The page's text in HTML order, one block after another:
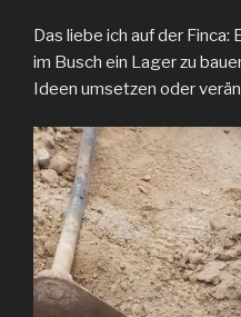
Das liebe ich auf der Finca:
im Busch ein Lager zu
Ideen umsetzen oder